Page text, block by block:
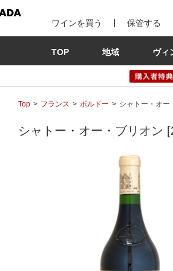
ワインを買う 保管する
TOP 地域 ヴィ
Top フランス ボルドー シャトー・オ
シャトー・オー・ブリオン